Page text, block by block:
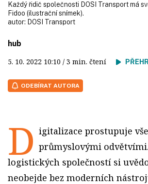
Každý řidič společnosti DOSI Transport má
Fidoo (ilustrační snímek).
autor: DOSI Transport
hub
5. 10. 2022 10:10 / 3 min. čtení
ODEBÍRAT AUTORA
D igitalizace prostupuje
průmyslovými
logistických společností si
neobejde bez moderních